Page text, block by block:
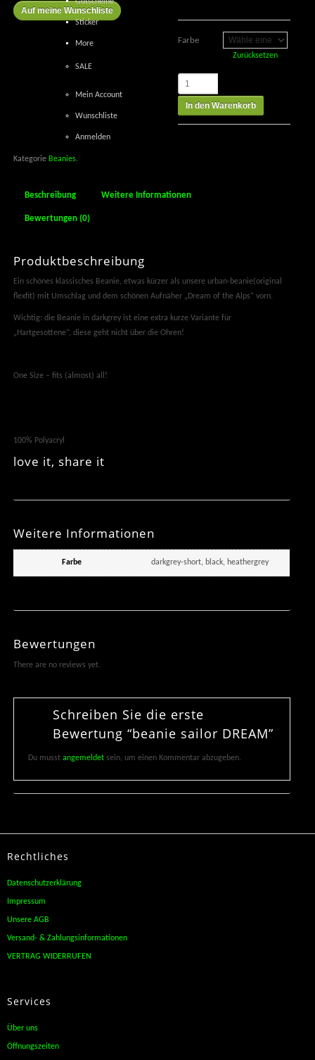
Sticker
More
SALE
Mein Account
Wunschliste
Anmelden
Farbe
Zurücksetzen
In den Warenkorb
Auf meine Wunschliste
Kategorie Beanies.
Beschreibung Weitere Informationen
Bewertungen (0)
Produktbeschreibung
Ein schönes klassisches Beanie, etwas kürzer als unsere urban-beanie(original
flexfit) mit Umschlag und dem schönen Aufnäher „Dream of the Alps“ vorn.
Wichtig: die Beanie in darkgrey ist eine extra kurze Variante für
„Hartgesottene“, diese geht nicht über die Ohren!
One Size – fits (almost) all!
100% Polyacryl
love it, share it
Weitere Informationen
Farbe darkgrey-short, black, heathergrey
Bewertungen
There are no reviews yet.
Schreiben Sie die erste
Bewertung “beanie sailor DREAM”
Du musst angemeldetsein, um einen Kommentar abzugeben.
Rechtliches
Datenschutzerklärung
Impressum
Unsere AGB
Versand- & Zahlungsinformationen
VERTRAG WIDERRUFEN
Services
Über uns
Öffnungszeiten